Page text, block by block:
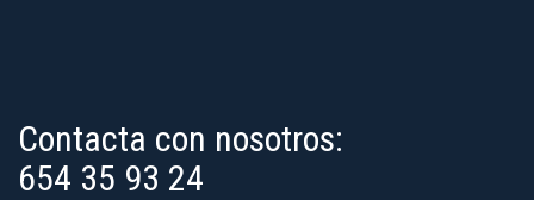
Contacta con nosotros:
654 35 93 24